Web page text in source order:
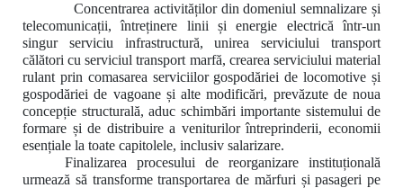
Concentrarea activităților din domeniul semnalizare și
telecomunicații, întreținere linii și energie electrică într-un
singur serviciu infrastructură, unirea serviciului transport
călători cu serviciul transport marfă, crearea serviciului material
rulant prin comasarea serviciilor gospodăriei de locomotive și
gospodăriei de vagoane și alte modificări, prevăzute de noua
concepție structurală, aduc schimbări importante sistemului de
formare și de distribuire a veniturilor întreprinderii, economii
esențiale la toate capitolele, inclusiv salarizare.
Finalizarea procesului de reorganizare instituțională
urmează să transforme transportarea de mărfuri și pasageri pe